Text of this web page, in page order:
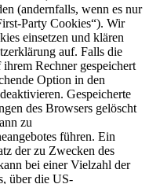
(andernfalls, wenn es nur
Party Cookies“). Wir
einsetzen und klären
auf. Falls die
Rechner gespeichert
Option in den
Gespeicherte
des Browsers gelöscht
zu
führen. Ein
der zu Zwecken des
bei einer Vielzahl der
über die US-